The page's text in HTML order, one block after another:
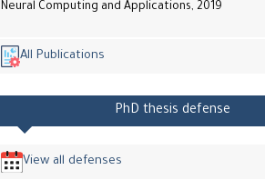
Neural Computing and Applications, 2019
All Publications
PhD thesis defense
View all defenses